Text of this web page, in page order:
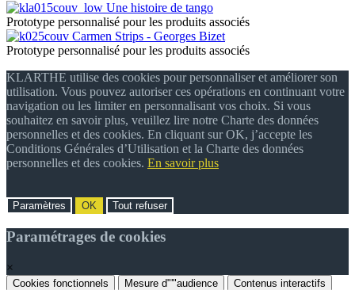
Une histoire de tango
Prototype personnalisé pour les produits associés
Carmen Strips - Georges Bizet
Prototype personnalisé pour les produits associés
KLARTHE utilise des cookies pour personnaliser et améliorer son
utilisation. Vous pouvez autoriser ces opérations en continuant votre
navigation ou les limiter en personnalisant vos choix. Si vous
souhaitez en savoir plus, veuillez lire notre Charte des données
personnelles et des cookies. En cliquant sur OK, j’accepte les
Conditions Générales d’Utilisation et la Charte des données
personnelles et des cookies. En savoir plus
Paramètres OK Tout refuser
Paramétrages de cookies
×
Cookies fonctionnels Mesure d"'"audience
Contenus interactifs